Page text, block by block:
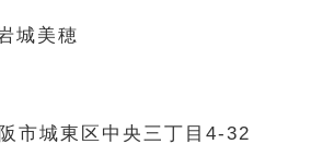
城美穂
市城東区中央三丁目4-32